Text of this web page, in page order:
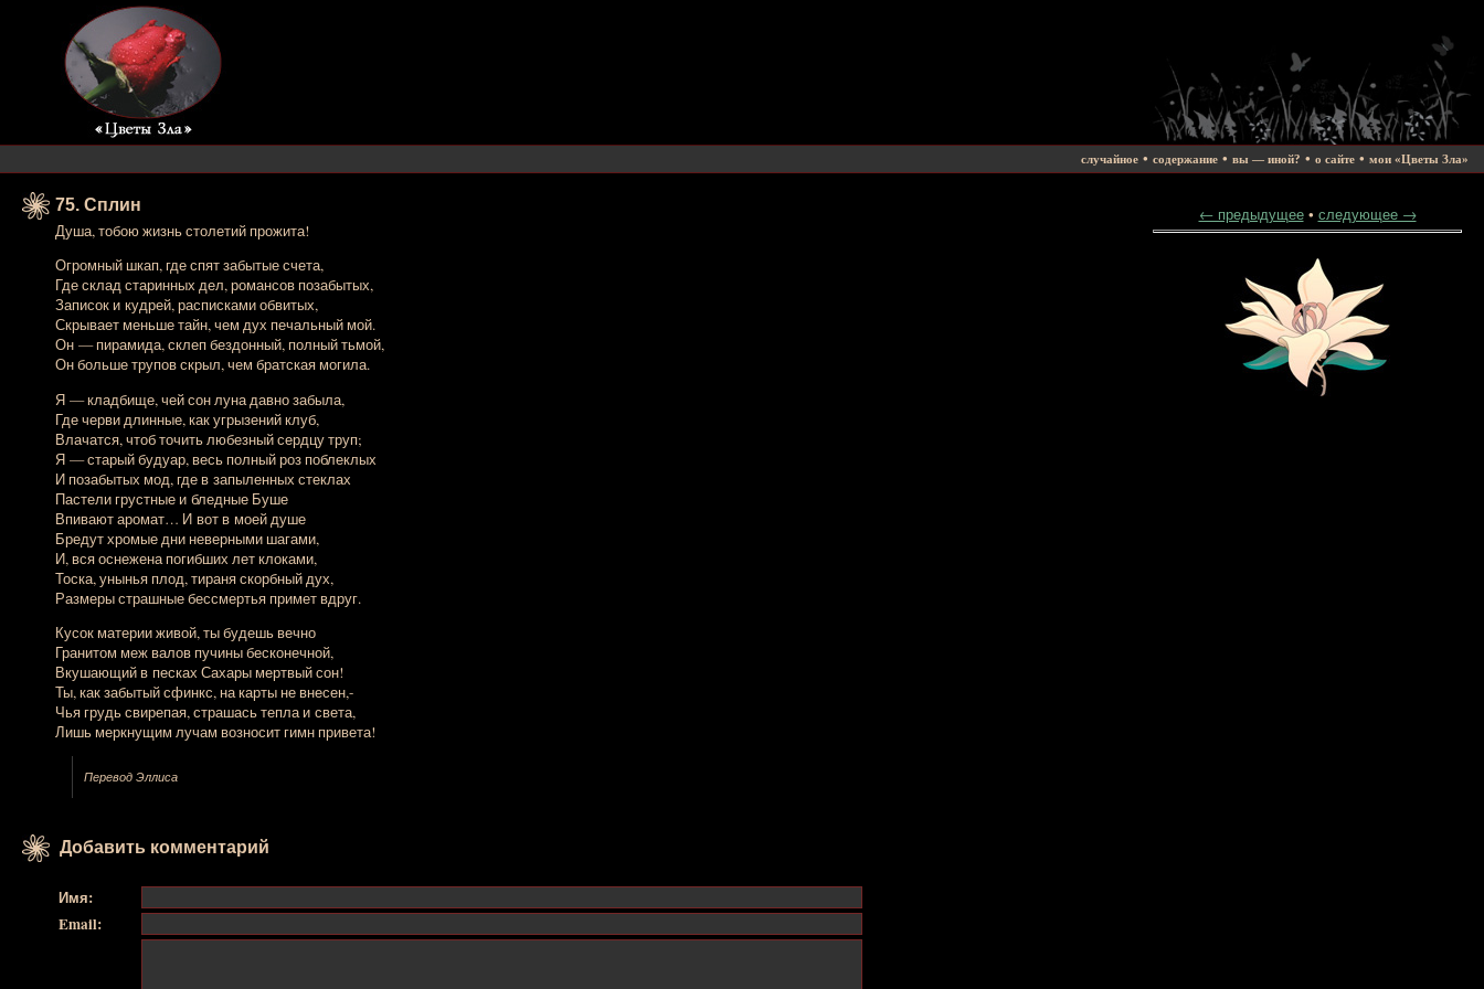
случайное • содержание • вы — иной? • о сайте • мои «Цветы Зла»
75. Сплин
Душа, тобою жизнь столетий прожита!
Огромный шкап, где спят забытые счета,
Где склад старинных дел, романсов позабытых,
Записок и кудрей, расписками обвитых,
Скрывает меньше тайн, чем дух печальный мой.
Он — пирамида, склеп бездонный, полный тьмой,
Он больше трупов скрыл, чем братская могила.
Я — кладбище, чей сон луна давно забыла,
Где черви длинные, как угрызений клуб,
Влачатся, чтоб точить любезный сердцу труп;
Я — старый будуар, весь полный роз поблеклых
И позабытых мод, где в запыленных стеклах
Пастели грустные и бледные Буше
Впивают аромат… И вот в моей душе
Бредут хромые дни неверными шагами,
И, вся оснежена погибших лет клоками,
Тоска, унынья плод, тираня скорбный дух,
Размеры страшные бессмертья примет вдруг.
Кусок материи живой, ты будешь вечно
Гранитом меж валов пучины бесконечной,
Вкушающий в песках Сахары мертвый сон!
Ты, как забытый сфинкс, на карты не внесен,-
Чья грудь свирепая, страшась тепла и света,
Лишь меркнущим лучам возносит гимн привета!
Перевод Эллиса
Добавить комментарий
Имя:
Email:
← предыдущее• следующее →